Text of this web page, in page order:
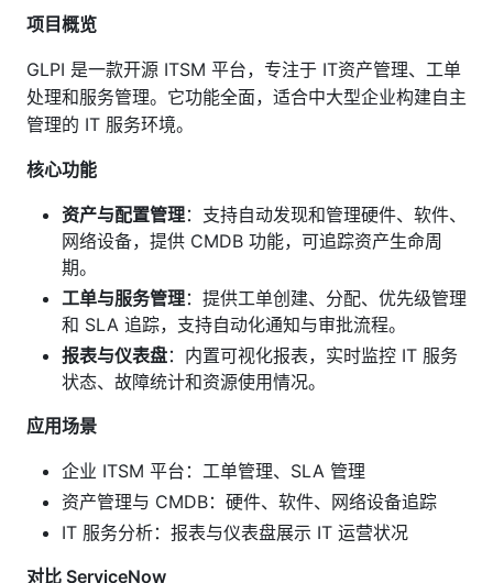
项目概览
GLPI 是一款开源 ITSM 平台，专注于 IT资产管理、工单
处理和服务管理。它功能全面，适合中大型企业构建自主
管理的 IT 服务环境。
核心功能
资产与配置管理：支持自动发现和管理硬件、软件、
网络设备，提供 CMDB 功能，可追踪资产生命周
期。
工单与服务管理：提供工单创建、分配、优先级管理
和 SLA 追踪，支持自动化通知与审批流程。
报表与仪表盘：内置可视化报表，实时监控 IT 服务
状态、故障统计和资源使用情况。
应用场景
企业 ITSM 平台：工单管理、SLA 管理
资产管理与 CMDB：硬件、软件、网络设备追踪
IT 服务分析：报表与仪表盘展示 IT 运营状况
对比 ServiceNow